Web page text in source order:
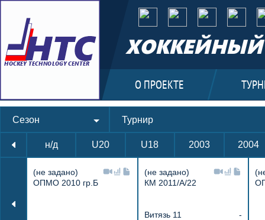
ХОККЕЙНЫЙ
О ПРОЕКТЕ
Сезон Турнир
н/д U20 U18 2003 2004
(не задано)
ОПМО 2010 гр.Б
(не задано)
КМ 2011/А/22
Витязь 11
-